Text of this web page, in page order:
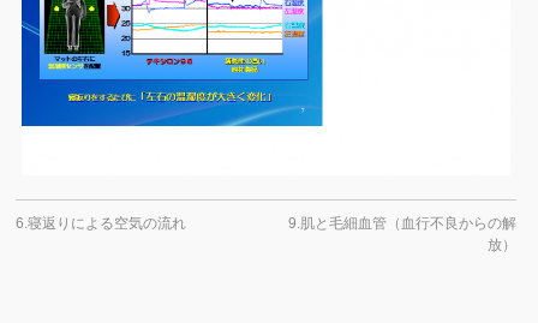
6.寝返りによる空気の流れ
9.肌と毛細血管（血行不良からの解
放）